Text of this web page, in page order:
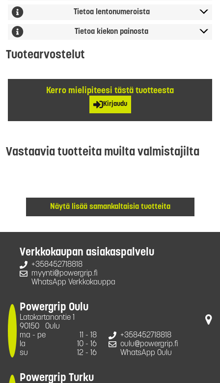
Tietoa lentonumeroista
Tietoa kiekon painosta
Tuotearvostelut
Kerro mielipiteesi tästä tuotteesta
Kirjaudu
Vastaavia tuotteita muilta valmistajilta
Näytä lisää samankaltaisia tuotteita
Verkkokaupan asiakaspalvelu
+358452718818
myynti@powergrip.fi
WhatsApp Verkkokauppa
Powergrip Oulu
Latokartanontie 1
90150
Oulu
ma - pe
11 - 18
la
10 - 16
su
12 - 16
+358452718818
oulu@powergrip.fi
WhatsApp Oulu
Powergrip Turku